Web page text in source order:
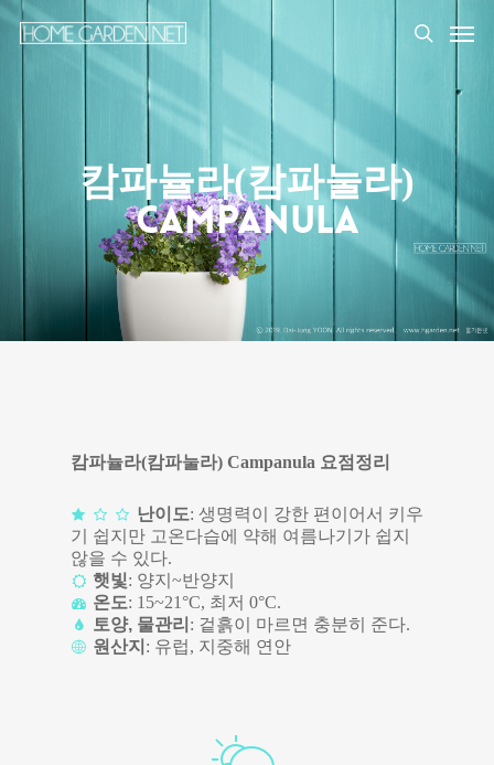
캄파뉼라(캄파눌라)
Campanula
캄파뉼라(캄파눌라) Campanula 요점정리
난이도: 생명력이 강한 편이어서 키우
기 쉽지만 고온다습에 약해 여름나기가 쉽지
않을 수 있다.
햇빛: 양지~반양지
온도: 15~21°C, 최저 0°C.
토양, 물관리 : 겉흙이 마르면 충분히 준다.
원산지 : 유럽, 지중해 연안